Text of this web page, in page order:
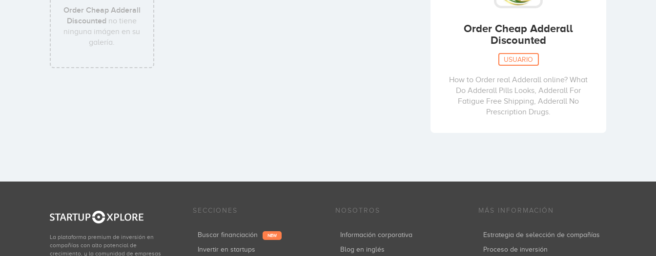
Order Cheap Adderall
Discounted no tiene
ninguna imágen en su
galería.
Order Cheap Adderall
Discounted
USUARIO
How to Order real Adderall online? What
Do Adderall Pills Looks, Adderall For
Fatigue Free Shipping, Adderall No
Prescription Drugs.
La plataforma premium de inversión en
compañías con alto potencial de
crecimiento, y la comunidad de empresas
SECCIONES
Buscar financiación NEW
Invertir en startups
NOSOTROS
Información corporativa
Blog en inglés
MÁS INFORMACIÓN
Estrategia de selección de compañías
Proceso de inversión